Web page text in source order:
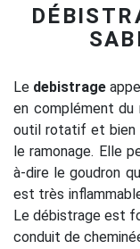
Le debistrage
en complément
outil rotatif et bien
le ramonage. Elle
à-dire le goudron
est très
Le débistrage est
conduit de